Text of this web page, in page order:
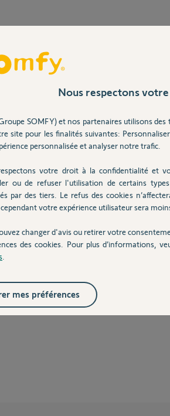
Nous respectons
SOMFY) et nos partenaires utilisons
site pour les finalités suivantes:
personnalisée et analyser notre trafic.
votre droit à la confidentialité et
ou de refuser l'utilisation de certains
par des tiers. Le refus des cookies
votre expérience utilisateur sera
changer d'avis ou retirer votre
des cookies. Pour plus d’informations,
mes préférences